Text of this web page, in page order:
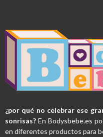
¿por qué no celebrar ese
sonrisas? En Bodysbebe.es
en diferentes productos para